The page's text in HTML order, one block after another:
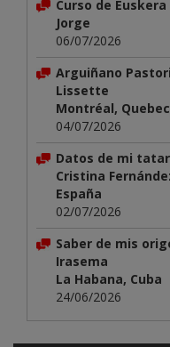
Curso de
Jorge
06/07/2026
Arguiñano
Lissette
Montréal, Quebec
04/07/2026
Datos de mi
Cristina
España
02/07/2026
Saber de mis
Irasema
La Habana, Cuba
24/06/2026